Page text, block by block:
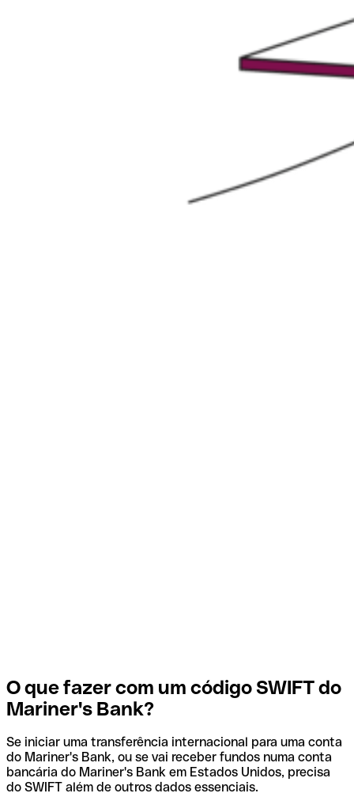
O que fazer com um código SWIFT do
Mariner's Bank?
Se iniciar uma transferência internacional para uma conta
do Mariner's Bank, ou se vai receber fundos numa conta
bancária do Mariner's Bank em Estados Unidos, precisa
do SWIFT além de outros dados essenciais.